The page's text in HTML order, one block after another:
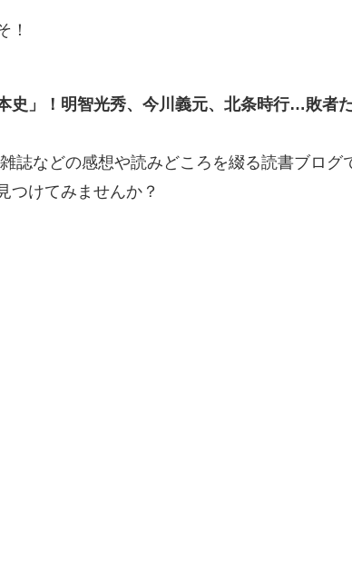
！
史」！明智光秀、今川義元、北条時行…敗者
誌などの感想や読みどころを綴る読書ブログ
つけてみませんか？